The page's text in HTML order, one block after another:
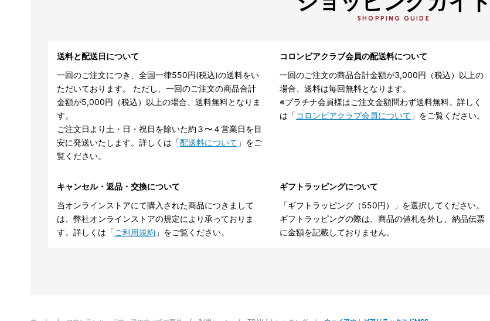
SHOPPING GUIDE
送料と配送日について
一回のご注文につき、全国一律550円(税込)の送料をい
ただいております。 ただし、一回のご注文の商品合計
金額が5,000円（税込）以上の場合、送料無料となりま
す。
ご注文日より土・日・祝日を除いた約３〜４営業日を目
安に発送いたします。詳しくは「配送料について 」をご
覧ください。
コロンビアクラブ会員の配送料について
一回のご注文の商品合計金額が3,000円（税込）以上の
場合、送料は毎回無料となります。
※プラチナ会員様はご注文金額問わず送料無料。詳しく
は「コロンビアクラブ会員について 」をご覧ください。
キャンセル・返品・交換について
当オンラインストアにて購入された商品につきまして
は、弊社オンラインストアの規定により承っておりま
す。詳しくは「ご利用規約 」をご覧ください。
ギフトラッピングについて
「ギフトラッピング（550円）」を選択してください。
ギフトラッピングの際は、商品の値札を外し、納品伝票
に金額を記載しておりません。